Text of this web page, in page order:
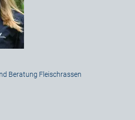
Beratung Fleischrassen